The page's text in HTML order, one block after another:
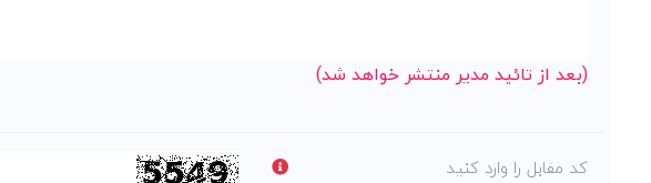
(بعد از تائید مدیر منتشر خواهد شد)
کد مقابل را وارد کنید